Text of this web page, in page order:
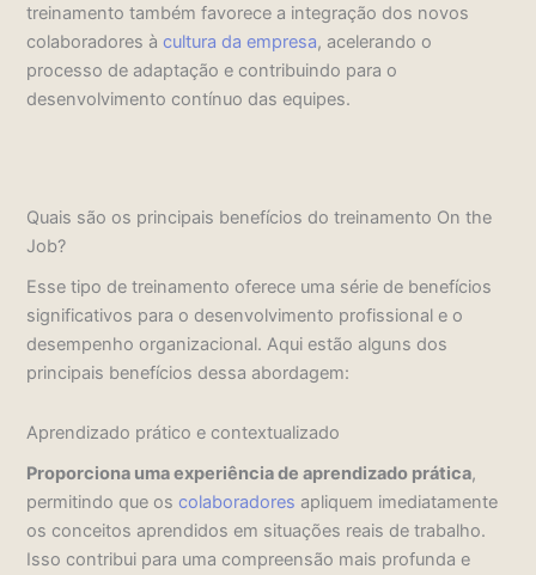
treinamento também favorece a integração dos novos
colaboradores àcultura da empresa, acelerando o
processo de adaptação e contribuindo para o
desenvolvimento contínuo das equipes.
Quais são os principais benefícios do treinamento On the
Job?
Esse tipo de treinamento oferece uma série de benefícios
significativos para o desenvolvimento profissional e o
desempenho organizacional. Aqui estão alguns dos
principais benefícios dessa abordagem:
Aprendizado prático e contextualizado
Proporciona uma experiência de aprendizado prática,
permitindo que oscolaboradores apliquem imediatamente
os conceitos aprendidos em situações reais de trabalho.
Isso contribui para uma compreensão mais profunda e